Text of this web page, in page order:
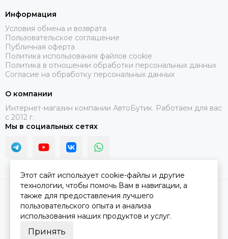
Информация
Условия обмена и возврата
Пользовательское соглашение
Публичная оферта
Политика использования файлов cookie
Политика в отношении обработки персональных данных
Согласие на обработку персональных данных
О компании
Интернет-магазин компании АвтоБутик. Работаем для вас
с 2012 г.
Мы в социальных сетях
2026 © АвтоБутик.Карта сайта
Этот сайт использует cookie-файлы и другие
технологии, чтобы помочь Вам в навигации, а
также для предоставления лучшего
пользовательского опыта и анализа
использования наших продуктов и услуг.
Принять